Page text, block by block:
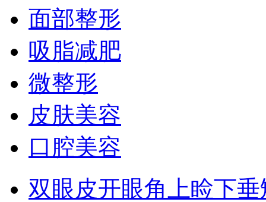
面部整形
吸脂减肥
微整形
皮肤美容
口腔美容
双眼皮开眼角
上睑下